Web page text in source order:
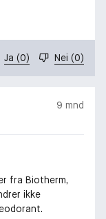
Ja (0) Nei (0)
9 mnd
fra Biotherm,
ikke